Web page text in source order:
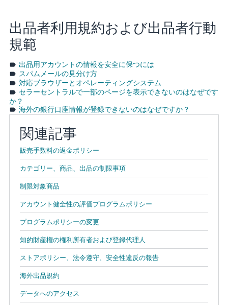
出品者利用規約および出品者行動
規範
出品用アカウントの情報を安全に保つには
スパムメールの見分け方
対応ブラウザーとオペレーティングシステム
セラーセントラルで一部のページを表示できないのはなぜです
か？
海外の銀行口座情報が登録できないのはなぜですか？
関連記事
販売手数料の返金ポリシー
カテゴリー、商品、出品の制限事項
制限対象商品
アカウント健全性の評価プログラムポリシー
プログラムポリシーの変更
知的財産権の権利所有者および登録代理人
ストアポリシー、法令遵守、安全性違反の報告
海外出品規約
データへのアクセス